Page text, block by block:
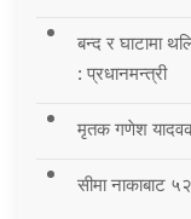
बन्द र घाटामा
: प्रधानमन्त्री
मृतक गणेश
सीमा नाकाबाट